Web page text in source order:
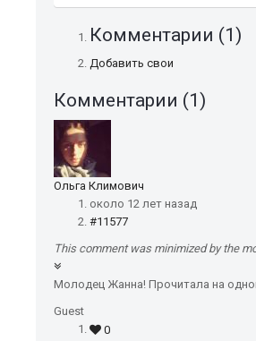
Комментарии (1)
Добавить свои
Комментарии (1)
Ольга Климович
около 12 лет назад
#11577
This comment was minimized by the
Молодец Жанна! Прочитала на
Guest
0